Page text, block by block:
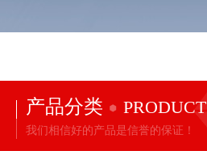
产品分类 PRODUCT
我们相信好的产品是信誉的保证！